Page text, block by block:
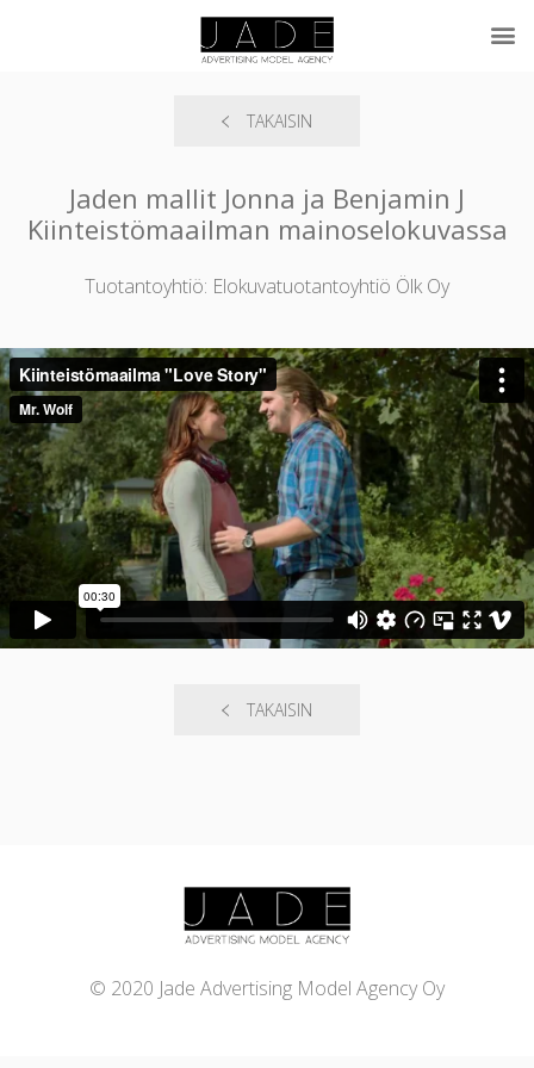
TAKAISIN
Jaden mallit Jonna ja Benjamin J
Kiinteistömaailman mainoselokuvassa
Tuotantoyhtiö: Elokuvatuotantoyhtiö Ölk Oy
TAKAISIN
© 2020 Jade Advertising Model Agency Oy